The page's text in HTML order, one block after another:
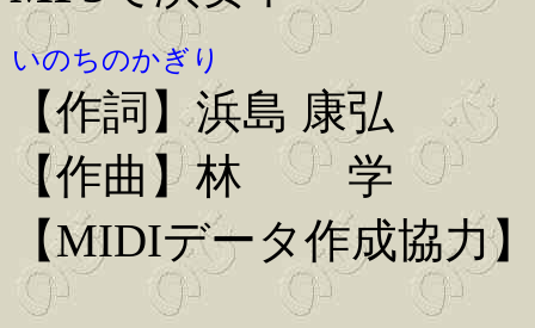
いのちのかぎり
【作詞】浜島 康弘
【作曲】林 学
【MIDIデータ作成協力